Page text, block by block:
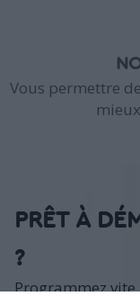
Vous permettre
PRÊT À
?
Programmez